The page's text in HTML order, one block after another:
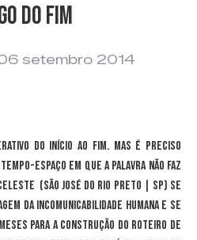
do Fim
setembro 2014
do início ao fim. Mas é preciso
espaço em que a palavra não faz
(São José do Rio Preto | SP) se
da incomunicabilidade humana e se
para a construção do roteiro de